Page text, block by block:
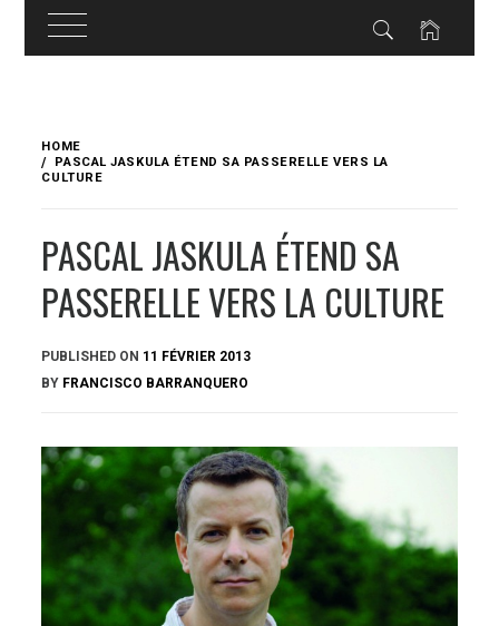
content
HOME
PASCAL JASKULA ÉTEND SA PASSERELLE VERS LA
CULTURE
PASCAL JASKULA ÉTEND SA
PASSERELLE VERS LA CULTURE
PUBLISHED ON 11 FÉVRIER 2013
BY FRANCISCO BARRANQUERO